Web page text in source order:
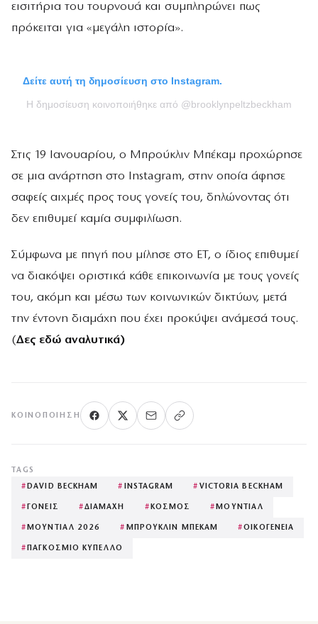
εισιτήρια του τουρνουά και συμπληρώνει πως
πρόκειται για «μεγάλη ιστορία».
Δείτε αυτή τη δημοσίευση στο Instagram.
Η δημοσίευση κοινοποιήθηκε από @brooklynpeltzbeckham
Στις 19 Ιανουαρίου, ο Μπρούκλιν Μπέκαμ προχώρησε
σε μια ανάρτηση στο Instagram, στην οποία άφησε
σαφείς αιχμές προς τους γονείς του, δηλώνοντας ότι
δεν επιθυμεί καμία συμφιλίωση.
Σύμφωνα με πηγή που μίλησε στο ET, ο ίδιος επιθυμεί
να διακόψει οριστικά κάθε επικοινωνία με τους γονείς
του, ακόμη και μέσω των κοινωνικών δικτύων, μετά
την έντονη διαμάχη που έχει προκύψει ανάμεσά τους.
(Δες εδώ αναλυτικά)
ΚΟΙΝΟΠΟΊΗΣΗ
TAGS
#DAVID BECKHAM # INSTAGRAM # VICTORIA BECKHAM
#ΓΟΝΕΙΣ #ΔΙΑΜΑΧΗ #ΚΟΣΜΟΣ #ΜΟΥΝΤΙΑΛ
#ΜΟΥΝΤΙΑΛ 2026 # ΜΠΡΟΥΚΛΙΝ ΜΠΕΚΑΜ #ΟΙΚΟΓΕΝΕΙΑ
#ΠΑΓΚΟΣΜΙΟ ΚΥΠΕΛΛΟ